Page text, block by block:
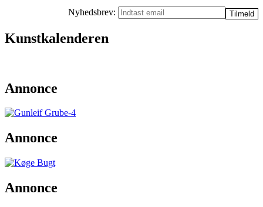
Nyhedsbrev:
Kunstkalenderen
Annonce
Annonce
Annonce